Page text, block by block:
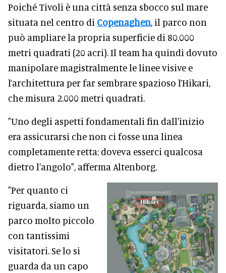
Poiché Tivoli è una città senza sbocco sul mare
situata nel centro di Copenaghen, il parco non
può ampliare la propria superficie di 80.000
metri quadrati (20 acri). Il team ha quindi dovuto
manipolare magistralmente le linee visive e
l’architettura per far sembrare spazioso l’Hikari,
che misura 2.000 metri quadrati.
"Uno degli aspetti fondamentali fin dall'inizio
era assicurarsi che non ci fosse una linea
completamente retta; doveva esserci qualcosa
dietro l'angolo", afferma Altenborg.
"Per quanto ci
riguarda, siamo un
parco molto piccolo
con tantissimi
visitatori. Se lo si
guarda da un capo